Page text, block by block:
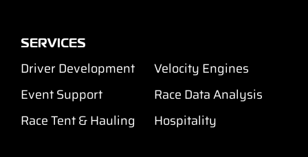
SERVICES
Driver Development
Velocity Engines
Event Support
Race Data Analysis
Race Tent & Hauling
Hospitality